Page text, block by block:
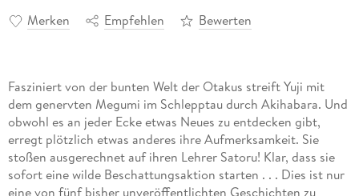
Merken Empfehlen Bewerten
Fasziniert von der bunten Welt der Otakus streift Yuji mit
dem genervten Megumi im Schlepptau durch Akihabara. Und
obwohl es an jeder Ecke etwas Neues zu entdecken gibt,
erregt plötzlich etwas anderes ihre Aufmerksamkeit. Sie
stoßen ausgerechnet auf ihren Lehrer Satoru! Klar, dass sie
sofort eine wilde Beschattungsaktion starten . . . Dies ist nur
eine von fünf bisher unveröffentlichten Geschichten zu